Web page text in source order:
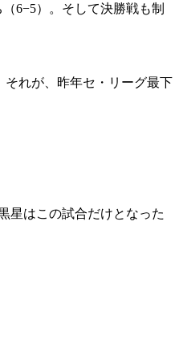
6−5）。そして決勝戦も制
それが、昨年セ・リーグ最下
星はこの試合だけとなった